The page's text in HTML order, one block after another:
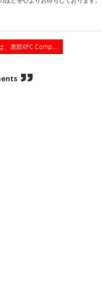
、鹿部XPC Comp...